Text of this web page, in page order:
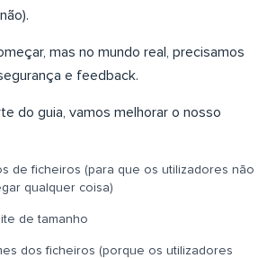
mas no mundo real, precisamos
e feedback.
do guia, vamos melhorar o nosso
de ficheiros (para que os utilizadores não
qualquer coisa)
de tamanho
dos ficheiros (porque os utilizadores